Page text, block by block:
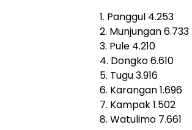
1. Panggul 4.253
2. Munjungan 6.733
3. Pule 4.210
4. Dongko 6.610
5. Tugu 3.916
6. Karangan 1.696
7. Kampak 1.502
8. Watulimo 7.661